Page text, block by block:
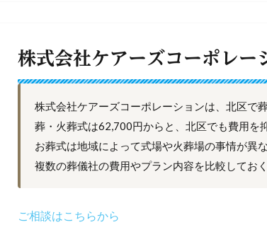
株式会社ケアーズコーポレー
株式会社ケアーズコーポレーションは、北区で
葬・火葬式は62,700円からと、北区でも費用を
お葬式は地域によって式場や火葬場の事情が異
複数の葬儀社の費用やプラン内容を比較してお
ご相談はこちらから